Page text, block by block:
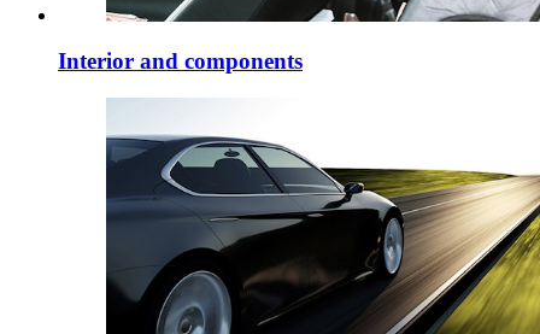
Interior and components